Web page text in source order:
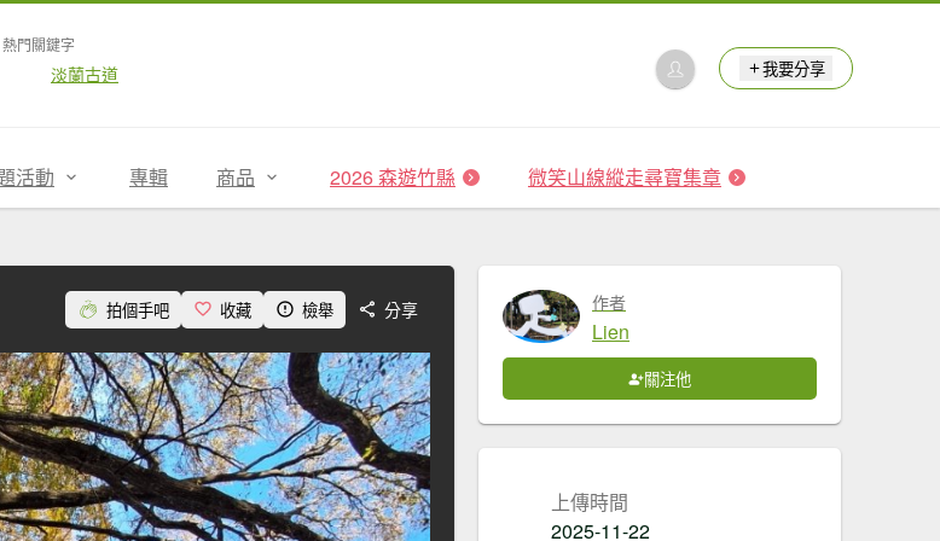
熱門關鍵字
淡蘭古道 我要分享
活動 專輯 商品 2026 森遊竹縣 微笑山線縱走尋寶集章
拍個手吧 收藏 檢舉 分享 作者
Lien
關注他
上傳時間
2025-11-22